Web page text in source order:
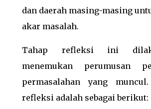
dan daerah masing-masing
akar masalah.
Tahap refleksi ini
menemukan perumusan
permasalahan yang
refleksi adalah sebagai berikut: